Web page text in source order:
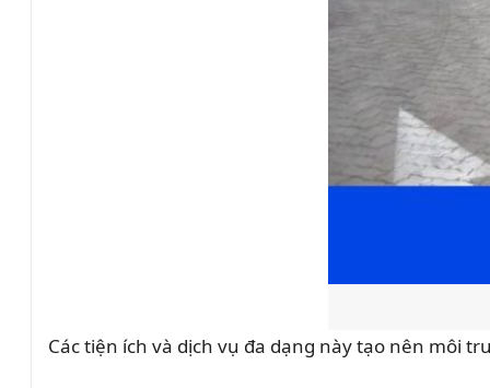
Các tiện ích và dịch vụ đa dạng này tạo nên môi